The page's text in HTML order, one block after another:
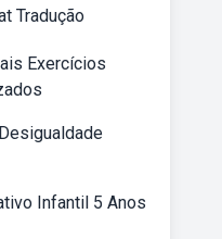
Tradução
Exercícios
Infantil 5 Anos